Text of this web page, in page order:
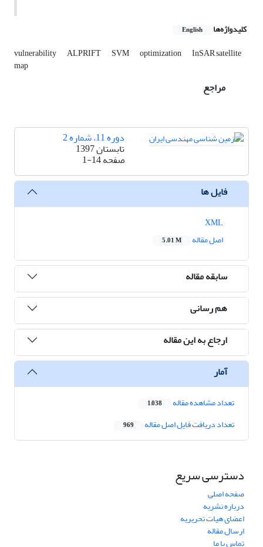
کلیدواژه‌ها English
vulnerability ALPRIFT SVM optimization InSAR satellite
map
مراجع
دوره 11، شماره 2
تابستان 1397
صفحه1-14
فایل ها
اصل مقاله
5.01 M
سابقه مقاله
هم رسانی
ارجاع به این مقاله
آمار
تعداد مشاهده مقاله 1,038
تعداد دریافت فایل اصل مقاله 969
دسترسی سریع
صفحه اصلی
درباره نشریه
اعضای هیات تحریریه
ارسال مقاله
تماس با ما